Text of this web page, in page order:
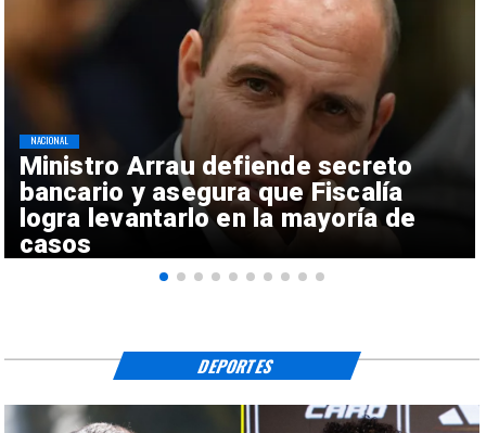
Ministro Arrau defiende secreto
bancario y asegura que Fiscalía
logra levantarlo en la mayoría de
casos
NACIONAL
DEPORTES